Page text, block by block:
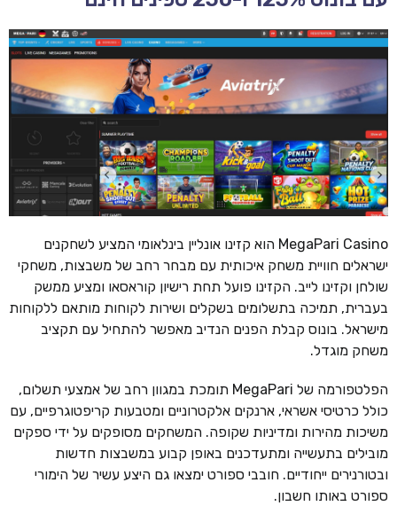
MegaPari Casino הוא קזינו אונליין בינלאומי המציע לשחקנים
ישראלים חוויית משחק איכותית עם מבחר רחב של משבצות, משחקי
שולחן וקזינו לייב. הקזינו פועל תחת רישיון קוראסאו ומציע ממשק
בעברית, תמיכה בתשלומים בשקלים ושירות לקוחות מותאם ללקוחות
מישראל. בונוס קבלת הפנים הנדיב מאפשר להתחיל עם תקציב
משחק מוגדל.
הפלטפורמה של MegaPari תומכת במגוון רחב של אמצעי תשלום,
כולל כרטיסי אשראי, ארנקים אלקטרוניים ומטבעות קריפטוגרפיים, עם
משיכות מהירות ומדיניות שקופה. המשחקים מסופקים על ידי ספקים
מובילים בתעשייה ומתעדכנים באופן קבוע במשבצות חדשות
ובטורנירים ייחודיים. חובבי ספורט ימצאו גם היצע עשיר של הימורי
ספורט באותו חשבון.